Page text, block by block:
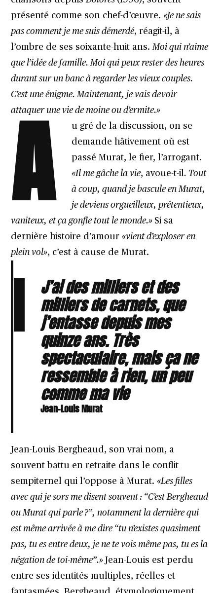
présenté comme son chef-d’œuvre. «Je ne sais
pas comment je me suis démerdé, réagit-il, à
l’ombre de ses soixante-huit ans. Moi qui n’aime
que l’idée de famille. Moi qui peux rester des heures
durant sur un banc à regarder les vieux couples.
C’est une énigme. Maintenant, je vais devoir
attaquer une vie de moine ou d’ermite.»
A
u gré de la discussion, on se
demande hâtivement où est
passé Murat, le fier, l’arrogant.
«Il me gâche la vie, avoue-t-il. Tout
à coup, quand je bascule en Murat,
je deviens orgueilleux, prétentieux,
vaniteux, et ça gonfle tout le monde.» Si sa
dernière histoire d’amour «vient d’exploser en
plein vol», c’est à cause de Murat.
J’ai des milliers et des
milliers de carnets, que
j’entasse depuis mes
quinze ans. Très
spectaculaire, mais ça ne
ressemble à rien, un peu
comme ma vie
Jean-Louis Murat
Jean-Louis Bergheaud, son vrai nom, a
souvent battu en retraite dans le conflit
sempiternel qui l’oppose à Murat. «Les filles
avec qui je sors me disent souvent : “C’est Bergheaud
ou Murat qui parle ?”, notamment la dernière qui
est même arrivée à me dire “tu n’existes quasiment
pas, tu es entre deux, je ne te vois même pas, tu es la
négation de toi-même”.»
Jean-Louis est perdu
entre ses identités multiples, réelles et